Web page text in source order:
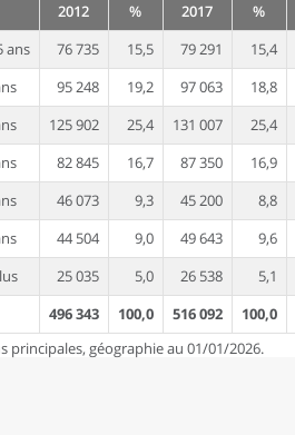
2012 % 2017 %
ans
76 735 15,5 79 291 15,4
95 248 19,2 97 063 18,8
125 902 25,4 131 007 25,4
82 845 16,7 87 350 16,9
46 073 9,3 45 200 8,8
44 504 9,0 49 643 9,6
25 035 5,0 26 538 5,1
496 343 100,0 516 092 100,0
principales, géographie au 01/01/2026.